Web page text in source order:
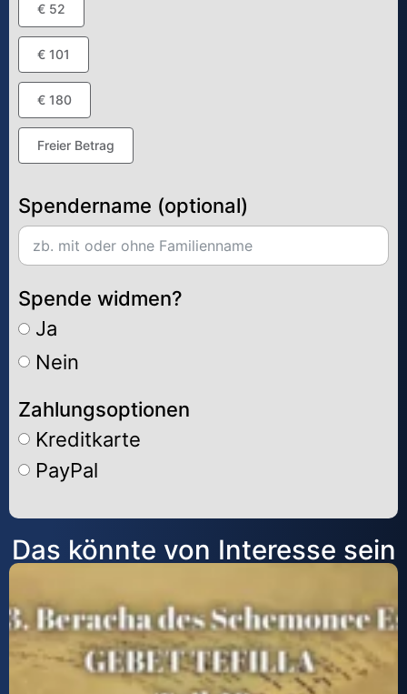
€ 52
€ 101
€ 180
Freier Betrag
Spendername (optional)
Spende widmen?
Ja
Nein
Zahlungsoptionen
Kreditkarte
PayPal
Alternative:
Das könnte von Interesse sein